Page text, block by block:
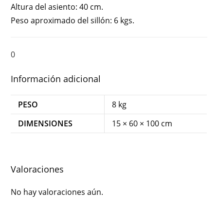
Altura del asiento: 40 cm.
Peso aproximado del sillón: 6 kgs.
0
Información adicional
PESO
8 kg
DIMENSIONES
15 × 60 × 100 cm
Valoraciones
No hay valoraciones aún.